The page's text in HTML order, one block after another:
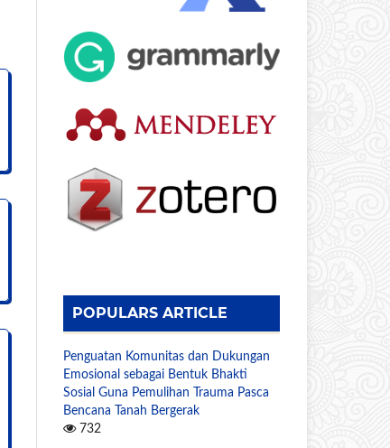
POPULARS ARTICLE
Penguatan Komunitas dan Dukungan
Emosional sebagai Bentuk Bhakti
Sosial Guna Pemulihan Trauma Pasca
Bencana Tanah Bergerak
732